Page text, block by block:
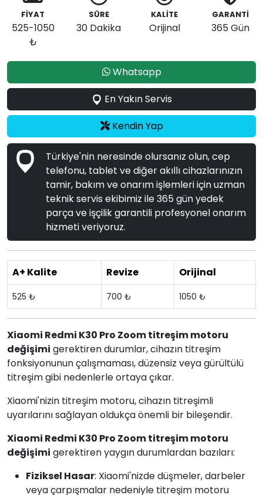
FİYAT
525-1050
₺
SÜRE
30 Dakika
KALİTE
Orijinal
GARANTİ
365 Gün
Whatsapp
En Yakın Servis
Kendin Yap
Türkiye'nin neresinde olursanız olun, cep
telefonu, tablet ve diğer akıllı cihazlarınızın
tamir, bakım ve onarım işlemleri için uzman
teknik servis ekibimiz ile 365 gün yedek
parça ve işçilik garantili profesyonel onarım
hizmeti veriyoruz.
A+ Kalite Revize Orijinal
525 ₺ 700 ₺ 1050 ₺
Xiaomi Redmi K30 Pro Zoom titreşim motoru
değişimi gerektiren durumlar, cihazın titreşim
fonksiyonunun çalışmaması, düzensiz veya gürültülü
titreşim gibi nedenlerle ortaya çıkar.
Xiaomi'nizin titreşim motoru, cihazın titreşimli
uyarılarını sağlayan oldukça önemli bir bileşendir.
Xiaomi Redmi K30 Pro Zoom titreşim motoru
değişimi gerektiren yaygın durumlardan bazıları:
Fiziksel Hasar: Xiaomi'nizde düşmeler, darbeler
veya çarpışmalar nedeniyle titreşim motoru